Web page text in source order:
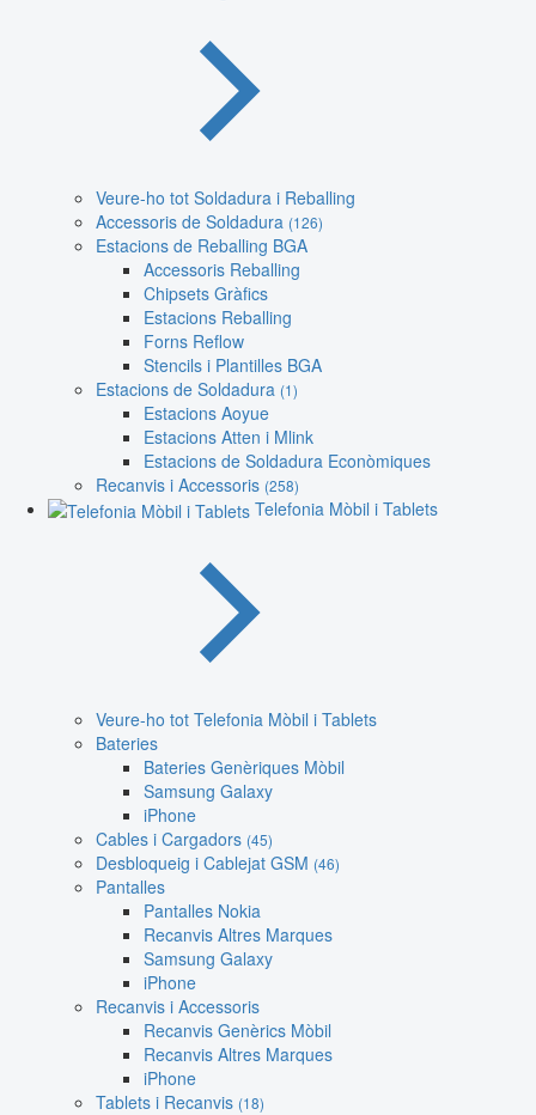
Veure-ho tot Soldadura i Reballing
Accessoris de Soldadura (126)
Estacions de Reballing BGA
Accessoris Reballing
Chipsets Gràfics
Estacions Reballing
Forns Reflow
Stencils i Plantilles BGA
Estacions de Soldadura (1)
Estacions Aoyue
Estacions Atten i Mlink
Estacions de Soldadura Econòmiques
Recanvis i Accessoris (258)
Telefonia Mòbil i Tablets
Veure-ho tot Telefonia Mòbil i Tablets
Bateries
Bateries Genèriques Mòbil
Samsung Galaxy
iPhone
Cables i Cargadors (45)
Desbloqueig i Cablejat GSM (46)
Pantalles
Pantalles Nokia
Recanvis Altres Marques
Samsung Galaxy
iPhone
Recanvis i Accessoris
Recanvis Genèrics Mòbil
Recanvis Altres Marques
iPhone
Tablets i Recanvis (18)